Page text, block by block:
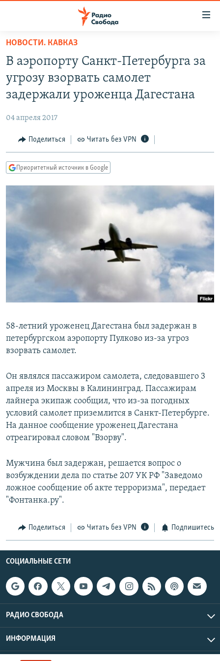
упрощенного
доступа
основному
Вернутся
Вернутся
ПОДКАСТЫ
АВТОРСКИЕ ПРОЕКТЫ
МНЕНИЯ
КУЛЬТУРА
КАВКАЗ.РЕАЛИИ
СИБИРЬ.РЕАЛИИ
РАСПИСАНИЕ ВЕЩАНИЯ
ПОДПИШИТЕСЬ НА РАССЫЛКУ
СОЦИАЛЬНЫЕ СЕТИ
Все сайты РСЕ/РС
НОВОСТИ. КАВКАЗ
В аэропорту Санкт-Петербурга за
угрозу взорвать самолет
задержали уроженца Дагестана
04 апреля 2017
Поделиться Читать без VPN
Приоритетный источник в Google
58-летний уроженец Дагестана был задержан в
петербургском аэропорту Пулково из-за угроз
взорвать самолет.
Он являлся пассажиром самолета, следовавшего 3
апреля из Москвы в Калининград. Пассажирам
лайнера экипаж сообщил, что из-за погодных
условий самолет приземлится в Санкт-Петербурге.
На данное сообщение уроженец Дагестана
отреагировал словом "Взорву".
Мужчина был задержан, решается вопрос о
возбуждении дела по статье 207 УК РФ "Заведомо
ложное сообщение об акте терроризма", передает
"Фонтанка.ру".
Поделиться Читать без VPN Подпишитесь
СОЦИАЛЬНЫЕ СЕТИ
РАДИО СВОБОДА
ИНФОРМАЦИЯ